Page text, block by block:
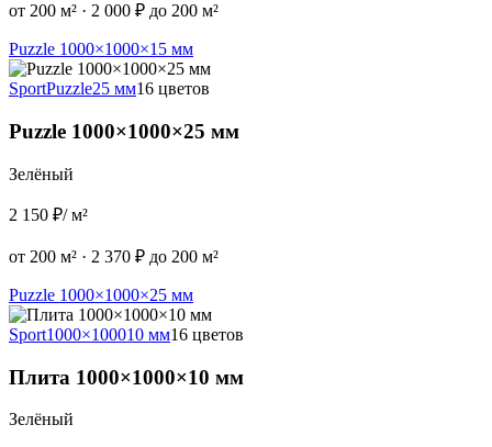
от 200 м² · 2 000 ₽ до 200 м²
Puzzle 1000×1000×15 мм
SportPuzzle25 мм16 цветов
Puzzle 1000×1000×25 мм
Зелёный
2 150 ₽/ м²
от 200 м² · 2 370 ₽ до 200 м²
Puzzle 1000×1000×25 мм
Sport1000×100010 мм16 цветов
Плита 1000×1000×10 мм
Зелёный